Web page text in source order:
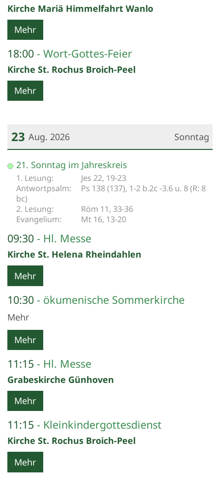
Kirche Mariä Himmelfahrt Wanlo
Mehr
18:00 Wort-Gottes-Feier
Kirche St. Rochus Broich-Peel
Mehr
Sonntag
23 Aug. 2026
Datum: 23. August 2026
21. Sonntag im Jahreskreis
Jes 22, 19-23
Ps 138 (137), 1-2 b.2c -3.6 u. 8 (R: 8
bc)
Röm 11, 33-36
Mt 16, 13-20
09:30 Hl. Messe
Kirche St. Helena Rheindahlen
Mehr
10:30 ökumenische Sommerkirche
Mehr
Mehr
11:15 Hl. Messe
Grabeskirche Günhoven
Mehr
11:15 Kleinkindergottesdienst
Kirche St. Rochus Broich-Peel
Mehr